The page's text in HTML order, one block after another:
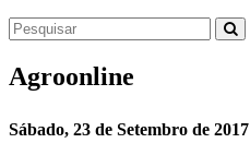
Agroonline
Sábado, 23 de Setembro de 2017